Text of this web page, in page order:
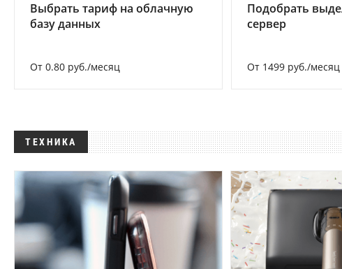
Выбрать тариф на облачную
базу данных
От 0.80 руб./месяц
Подобрать
сервер
От 1499 руб./месяц
ТЕХНИКА